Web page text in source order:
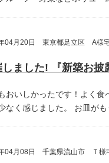
04月20日 東京都足立区 A様
おいしかったです！よく
なく感じました。
お皿が
04月08日 千葉県流山市 Ｔ様